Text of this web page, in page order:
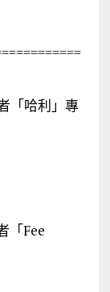
「哈利」專
「Fee